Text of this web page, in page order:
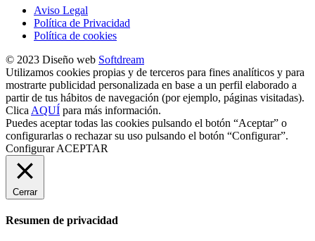
Aviso Legal
Política de Privacidad
Política de cookies
© 2023 Diseño web Softdream
Utilizamos cookies propias y de terceros para fines analíticos y para
mostrarte publicidad personalizada en base a un perfil elaborado a
partir de tus hábitos de navegación (por ejemplo, páginas visitadas).
Clica AQUÍ para más información.
Puedes aceptar todas las cookies pulsando el botón “Aceptar” o
configurarlas o rechazar su uso pulsando el botón “Configurar”.
Configurar ACEPTAR
Cerrar
Resumen de privacidad